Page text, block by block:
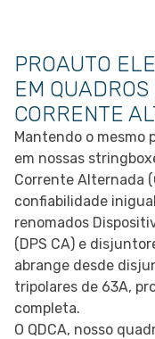
PROAUTO
EM
CORRENTE
Mantendo o mesmo
em nossas
Corrente Alternada
confiabilidade
renomados
(DPS CA) e
abrange desde
tripolares de 63A,
completa.
O QDCA, nosso